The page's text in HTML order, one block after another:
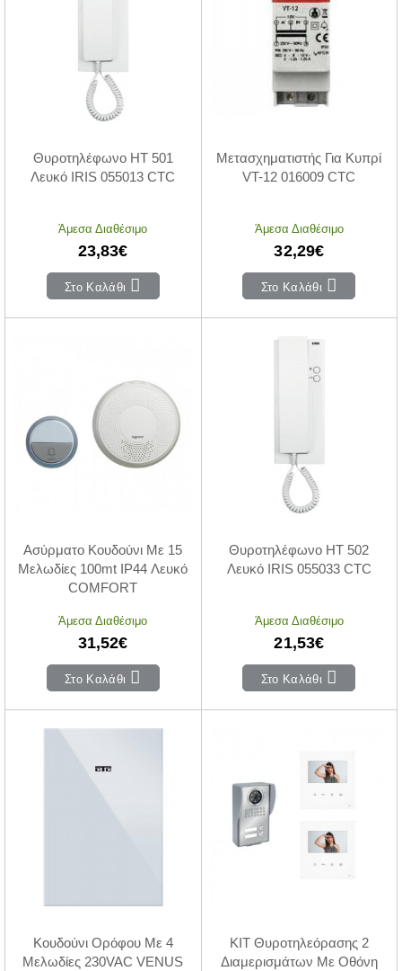
Θυροτηλέφωνο HT 501
Λευκό IRIS 055013 CTC
Άμεσα Διαθέσιμο
23,83€
Στο Καλάθι
Μετασχηματιστής Για Κυπρί
VT-12 016009 CTC
Άμεσα Διαθέσιμο
32,29€
Στο Καλάθι
Ασύρματο Κουδούνι Με 15
Μελωδίες 100mt IP44 Λευκό
COMFORT
Άμεσα Διαθέσιμο
31,52€
Στο Καλάθι
Θυροτηλέφωνο HT 502
Λευκό IRIS 055033 CTC
Άμεσα Διαθέσιμο
21,53€
Στο Καλάθι
Κουδούνι Ορόφου Με 4
Μελωδίες 230VAC VENUS
KIT Θυροτηλεόρασης 2
Διαμερισμάτων Με Οθόνη